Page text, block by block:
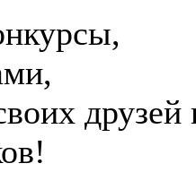
друзей